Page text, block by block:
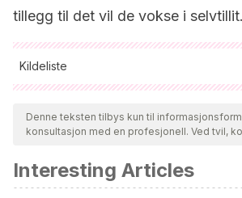
tillegg til det vil de vokse i selvtillit.
Kildeliste
Alle siterte kilder ble grundig gjennomgått
sikre deres kvalitet, pålitelighet, aktualitet
Bibliografien i denne artikkelen ble
(2020)
Denne teksten tilbys kun til
konsultasjon med en profesjonell. Ved tvil,
Interesting Articles